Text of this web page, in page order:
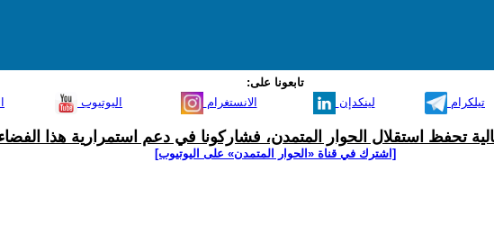
تابعونا على:
اليوتيوب الانستغرام لينكدإن تيلكرام
تحفظ استقلال الحوار المتمدن، فشاركونا في دعم استمرارية هذا
[اشترك في قناة ‫«الحوار المتمدن» على اليوتيوب]